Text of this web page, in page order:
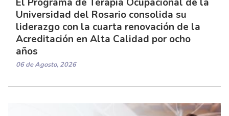
Universidad del Rosario consolida su
liderazgo con la cuarta renovación de la
Acreditación en Alta Calidad por ocho
años
06 de Agosto, 2026